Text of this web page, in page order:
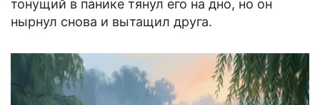
тонущий в панике тянул его на дно, но он
нырнул снова и вытащил друга.